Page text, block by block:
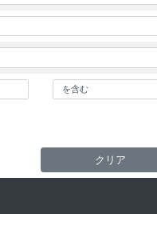
クリア